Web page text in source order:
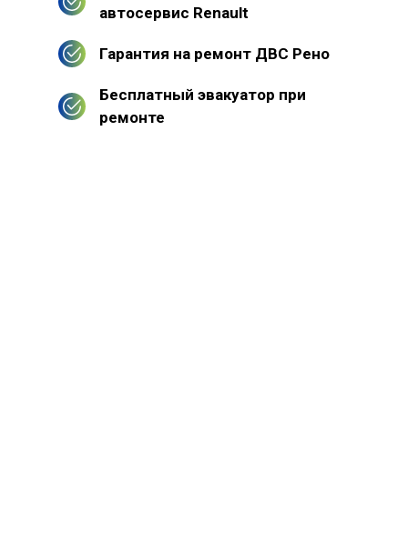
автосервис Renault
Гарантия на ремонт ДВС Рено
Бесплатный эвакуатор при
ремонте